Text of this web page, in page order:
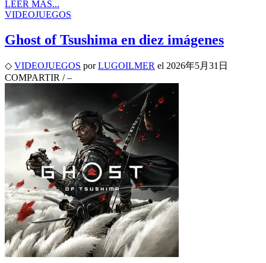
LEER MÁS...
VIDEOJUEGOS
Ghost of Tsushima en diez imágenes
◇ VIDEOJUEGOS por LUGOILMER el 2026年5月31日
COMPARTIR / –